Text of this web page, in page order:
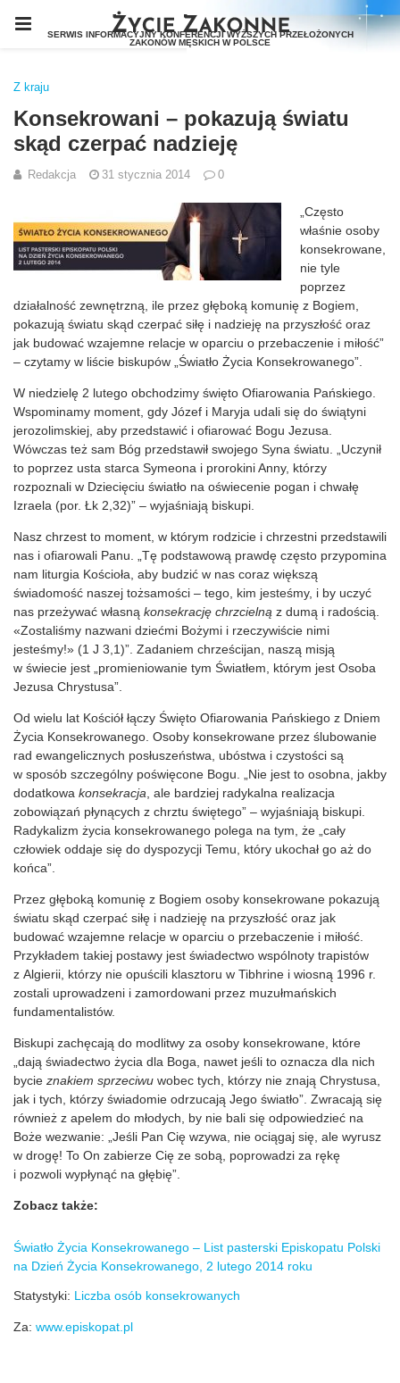
Z kraju
Konsekrowani – pokazują światu
skąd czerpać nadzieję
Redakcja 31 stycznia 2014 0
„Często
właśnie osoby
konsekrowane,
nie tyle
poprzez
działalność zewnętrzną, ile przez głęboką komunię z Bogiem,
pokazują światu skąd czerpać siłę i nadzieję na przyszłość oraz
jak budować wzajemne relacje w oparciu o przebaczenie i miłość”
– czytamy w liście biskupów „Światło Życia Konsekrowanego”.
W niedzielę 2 lutego obchodzimy święto Ofiarowania Pańskiego.
Wspominamy moment, gdy Józef i Maryja udali się do świątyni
jerozolimskiej, aby przedstawić i ofiarować Bogu Jezusa.
Wówczas też sam Bóg przedstawił swojego Syna światu. „Uczynił
to poprzez usta starca Symeona i prorokini Anny, którzy
rozpoznali w Dziecięciu światło na oświecenie pogan i chwałę
Izraela (por. Łk 2,32)” – wyjaśniają biskupi.
Nasz chrzest to moment, w którym rodzicie i chrzestni przedstawili
nas i ofiarowali Panu. „Tę podstawową prawdę często przypomina
nam liturgia Kościoła, aby budzić w nas coraz większą
świadomość naszej tożsamości – tego, kim jesteśmy, i by uczyć
nas przeżywać własną konsekrację chrzcielną z dumą i radością.
«Zostaliśmy nazwani dziećmi Bożymi i rzeczywiście nimi
jesteśmy!» (1 J 3,1)”. Zadaniem chrześcijan, naszą misją
w świecie jest „promieniowanie tym Światłem, którym jest Osoba
Jezusa Chrystusa”.
Od wielu lat Kościół łączy Święto Ofiarowania Pańskiego z Dniem
Życia Konsekrowanego. Osoby konsekrowane przez ślubowanie
rad ewangelicznych posłuszeństwa, ubóstwa i czystości są
w sposób szczególny poświęcone Bogu. „Nie jest to osobna, jakby
dodatkowa konsekracja , ale bardziej radykalna realizacja
zobowiązań płynących z chrztu świętego” – wyjaśniają biskupi.
Radykalizm życia konsekrowanego polega na tym, że „cały
człowiek oddaje się do dyspozycji Temu, który ukochał go aż do
końca”.
Przez głęboką komunię z Bogiem osoby konsekrowane pokazują
światu skąd czerpać siłę i nadzieję na przyszłość oraz jak
budować wzajemne relacje w oparciu o przebaczenie i miłość.
Przykładem takiej postawy jest świadectwo wspólnoty trapistów
z Algierii, którzy nie opuścili klasztoru w Tibhrine i wiosną 1996 r.
zostali uprowadzeni i zamordowani przez muzułmańskich
fundamentalistów.
Biskupi zachęcają do modlitwy za osoby konsekrowane, które
„dają świadectwo życia dla Boga, nawet jeśli to oznacza dla nich
bycie znakiem sprzeciwu wobec tych, którzy nie znają Chrystusa,
jak i tych, którzy świadomie odrzucają Jego światło”. Zwracają się
również z apelem do młodych, by nie bali się odpowiedzieć na
Boże wezwanie: „Jeśli Pan Cię wzywa, nie ociągaj się, ale wyrusz
w drogę! To On zabierze Cię ze sobą, poprowadzi za rękę
i pozwoli wypłynąć na głębię”.
Zobacz także:
Światło Życia Konsekrowanego – List pasterski Episkopatu Polski
na Dzień Życia Konsekrowanego, 2 lutego 2014 roku
Statystyki: Liczba osób konsekrowanych
Za: www.episkopat.pl